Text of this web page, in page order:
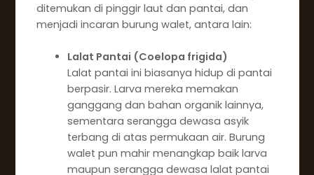
ditemukan di pinggir laut dan pantai, dan
menjadi incaran burung walet, antara lain:
Lalat Pantai (Coelopa frigida)
Lalat pantai ini biasanya hidup di pantai
berpasir. Larva mereka memakan
ganggang dan bahan organik lainnya,
sementara serangga dewasa asyik
terbang di atas permukaan air. Burung
walet pun mahir menangkap baik larva
maupun serangga dewasa lalat pantai